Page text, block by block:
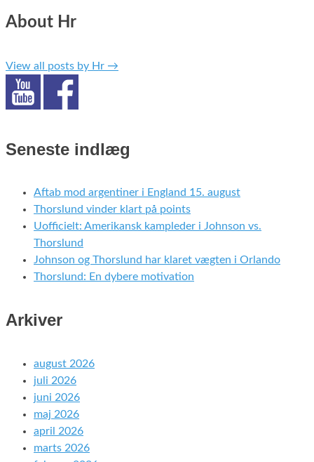
About Hr
View all posts by Hr →
Seneste indlæg
Aftab mod argentiner i England 15. august
Thorslund vinder klart på points
Uofficielt: Amerikansk kampleder i Johnson vs.
Thorslund
Johnson og Thorslund har klaret vægten i Orlando
Thorslund: En dybere motivation
Arkiver
august 2026
juli 2026
juni 2026
maj 2026
april 2026
marts 2026